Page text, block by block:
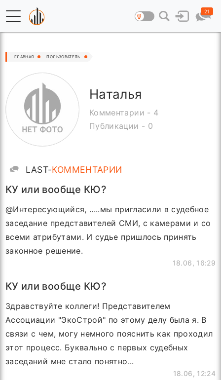
21
ГЛАВНАЯ ПОЛЬЗОВАТЕЛЬ
Наталья
Комментарии - 4
Публикации - 0
LAST-КОММЕНТАРИИ
КУ или вообще КЮ?
@Интересующийся, .....мы пригласили в судебное
заседание представителей СМИ, с камерами и со
всеми атрибутами. И судье пришлось принять
законное решение.
18.06, 16:29
КУ или вообще КЮ?
Здравствуйте коллеги! Представителем
Ассоциации "ЭкоСтрой" по этому делу была я. В
связи с чем, могу немного пояснить как проходил
этот процесс. Буквально с первых судебных
заседаний мне стало понятно...
18.06, 12:24